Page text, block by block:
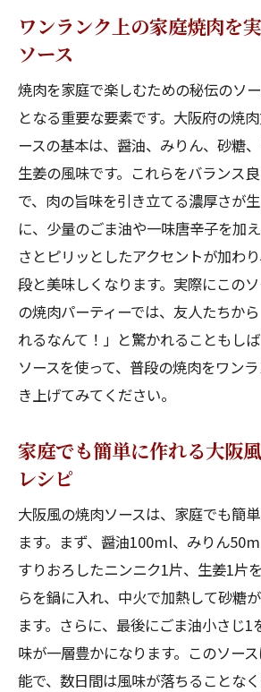
ワンランク上の家庭焼肉を
ソース
焼肉を家庭で楽しむための秘伝のソ
となる重要な要素です。大阪府の焼
ースの基本は、醤油、みりん、砂糖
生姜の風味です。これらをバランス
で、肉の旨味を引き立てる濃厚さが
に、少量のごま油や一味唐辛子を加
さとピリッとしたアクセントが加わ
段と美味しくなります。実際にこの
の焼肉パーティーでは、友人たちか
れるなんて！」と驚かれることもし
ソースを使って、普段の焼肉をワン
き上げてみてください。
家庭でも簡単に作れる大阪
レシピ
大阪風の焼肉ソースは、家庭でも簡
ます。まず、醤油100ml、みりん
すりおろしたニンニク1片、生姜1片
らを鍋に入れ、中火で加熱して砂糖
ます。さらに、最後にごま油小さじ1
味が一層豊かになります。このソー
能で、数日間は風味が落ちることな